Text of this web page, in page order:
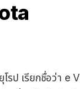
รป เรียกชื่อว่า e